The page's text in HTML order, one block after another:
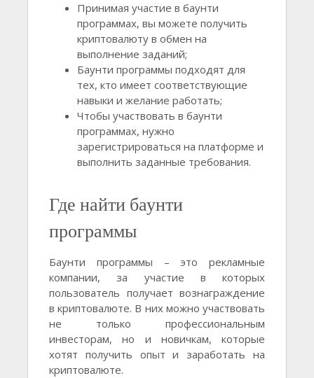
Принимая участие в баунти
программах, вы можете получить
криптовалюту в обмен на
выполнение заданий;
Баунти программы подходят для
тех, кто имеет соответствующие
навыки и желание работать;
Чтобы участвовать в баунти
программах, нужно
зарегистрироваться на платформе и
выполнить заданные требования.
Где найти баунти
программы
Баунти программы – это рекламные
компании, за участие в которых
пользователь получает вознаграждение
в криптовалюте. В них можно участвовать
не только профессиональным
инвесторам, но и новичкам, которые
хотят получить опыт и заработать на
криптовалюте.